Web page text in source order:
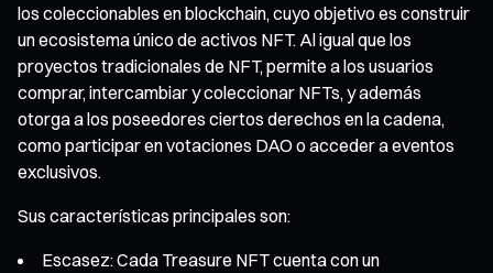
los coleccionables en blockchain, cuyo objetivo es construir
un ecosistema único de activos NFT. Al igual que los
proyectos tradicionales de NFT, permite a los usuarios
comprar, intercambiar y coleccionar NFTs, y además
otorga a los poseedores ciertos derechos en la cadena,
como participar en votaciones DAO o acceder a eventos
exclusivos.
Sus características principales son:
Escasez: Cada Treasure NFT cuenta con un